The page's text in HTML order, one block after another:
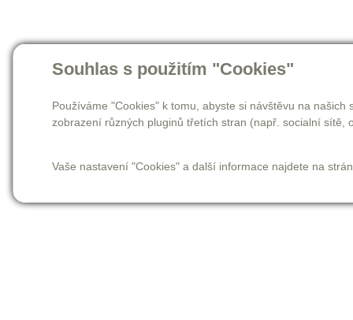
Souhlas s použitím "Cookies"
Používáme "Cookies" k tomu, abyste si návštěvu na
zobrazení různých pluginů třetích stran (např. socialní sítě,
Vaše nastavení "Cookies" a další informace najdete na